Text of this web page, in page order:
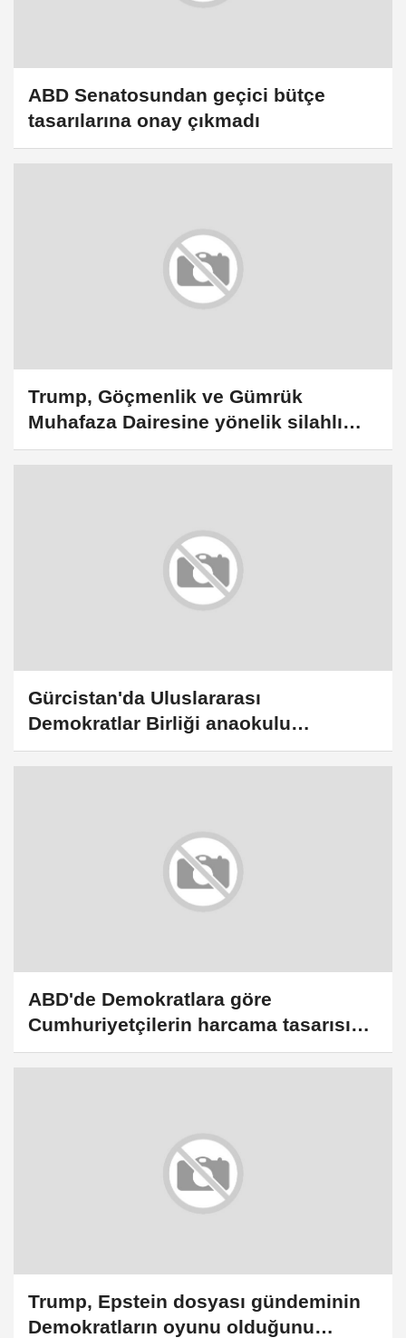
ABD Senatosundan geçici bütçe
tasarılarına onay çıkmadı
Trump, Göçmenlik ve Gümrük
Muhafaza Dairesine yönelik silahlı
saldırıdan Demokratları sorumlu tuttu
Gürcistan'da Uluslararası
Demokratlar Birliği anaokulu
öğrencileri için Hayır Çarşısı kurdu
ABD'de Demokratlara göre
Cumhuriyetçilerin harcama tasarısı
hükümetin kapanmasına yol açabilir
Trump, Epstein dosyası gündeminin
Demokratların oyunu olduğunu